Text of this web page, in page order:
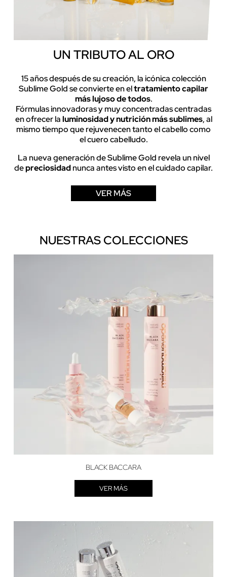
UN TRIBUTO AL ORO
15 años después de su creación, la icónica colección
Sublime Gold se convierte en eltratamiento capilar
más lujoso de todos.
Fórmulas innovadoras y muy concentradas centradas
en ofrecer laluminosidad y nutrición más sublimes, al
mismo tiempo que rejuvenecen tanto el cabello como
el cuero cabelludo.
La nueva generación de Sublime Gold revela un nivel
depreciosidadnunca antes visto en el cuidado capilar.
VER MÁS
NUESTRAS COLECCIONES
BLACK BACCARA
VER MÁS